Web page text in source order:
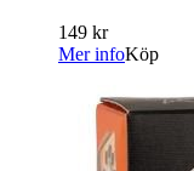
149 kr
Mer infoKöp